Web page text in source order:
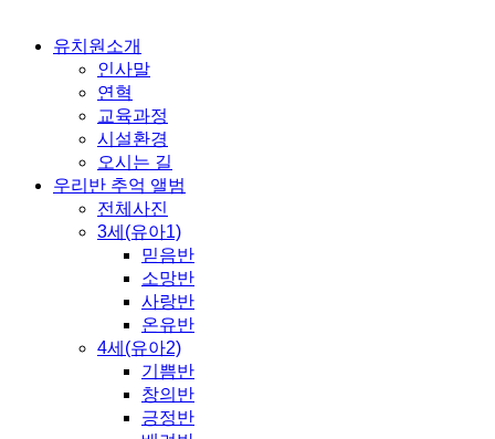
유치원소개
인사말
연혁
교육과정
시설환경
오시는 길
우리반 추억 앨범
전체사진
3세(유아1)
믿음반
소망반
사랑반
온유반
4세(유아2)
기쁨반
창의반
긍정반